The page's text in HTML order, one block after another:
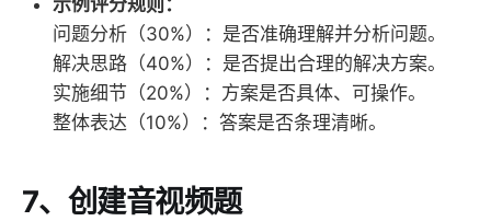
问题分析（30%）：是否准确理解并分析问题。
解决思路（40%）：是否提出合理的解决方案。
实施细节（20%）：方案是否具体、可操作。
整体表达（10%）：答案是否条理清晰。
7、创建音视频题